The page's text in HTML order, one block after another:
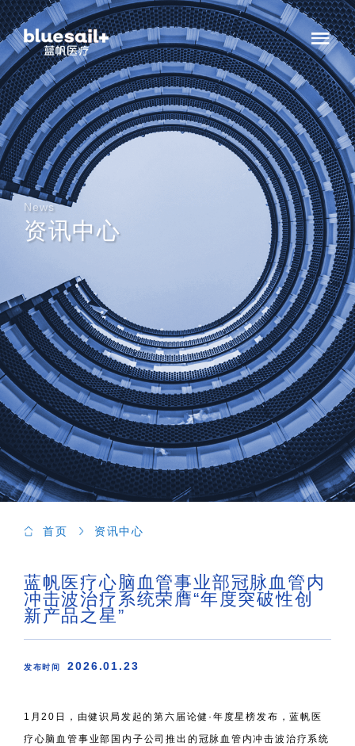
News
资讯中心
首页 资讯中心
蓝帆医疗心脑血管事业部冠脉血管内
冲击波治疗系统荣膺“年度突破性创
新产品之星”
发布时间 2026.01.23
1月20日，由健识局发起的第六届论健·年度星榜发布，蓝帆医
疗心脑血管事业部国内子公司推出的冠脉血管内冲击波治疗系统